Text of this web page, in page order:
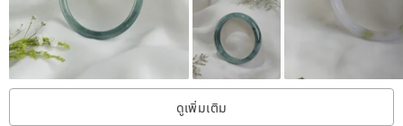
wearing moonstone can help one find a good partner and attract
romantic love as beautiful as moonlight, making it a gem revered
for protecting love.
Moonstone aids in softening the heart, stabilizing emotions, calming
restlessness, restoring rationality, and can even resolve disputes,
ดูเพิ่มเติม